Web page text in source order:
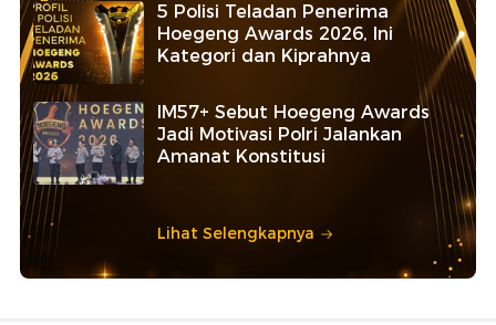
5 Polisi Teladan Penerima
Hoegeng Awards 2026, Ini
Kategori dan Kiprahnya
IM57+ Sebut Hoegeng Awards
Jadi Motivasi Polri Jalankan
Amanat Konstitusi
Lihat Selengkapnya